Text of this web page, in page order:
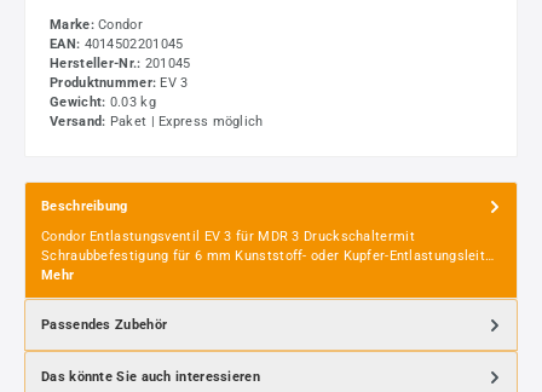
Marke:Condor
EAN: 4014502201045
Hersteller-Nr.: 201045
Produktnummer: EV 3
Gewicht: 0.03 kg
Versand: Paket | Express möglich
Beschreibung
Condor Entlastungsventil EV 3 für MDR 3 Druckschaltermit
Schraubbefestigung für 6 mm Kunststoff- oder Kupfer-Entlastungsleit…
Mehr
Passendes Zubehör
Das könnte Sie auch interessieren